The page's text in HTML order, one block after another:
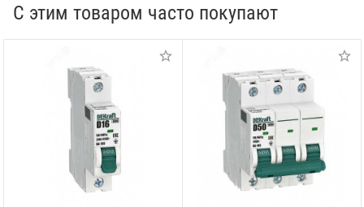
С этим товаром часто покупают